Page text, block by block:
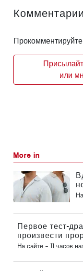
Комментарии
или
More in
Первое тест-
произвести
На сайте - 11 часов